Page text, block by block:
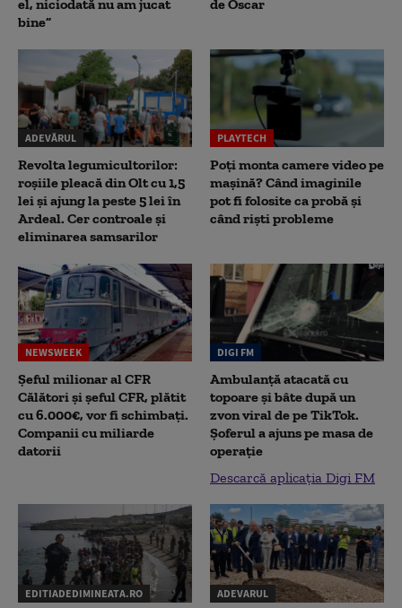
el, niciodată nu am jucat
bine”
de Oscar
ADEVĂRUL
Revolta legumicultorilor:
roșiile pleacă din Olt cu 1,5
lei și ajung la peste 5 lei în
Ardeal. Cer controale și
eliminarea samsarilor
PLAYTECH
Poți monta camere video pe
mașină? Când imaginile
pot fi folosite ca probă și
când riști probleme
NEWSWEEK
Șeful milionar al CFR
Călători și șeful CFR, plătit
cu 6.000€, vor fi schimbați.
Companii cu miliarde
datorii
DIGI FM
Ambulanță atacată cu
topoare și bâte după un
zvon viral de pe TikTok.
Șoferul a ajuns pe masa de
operație
Descarcă aplicația Digi FM
EDITIADEDIMINEATA.RO ADEVARUL